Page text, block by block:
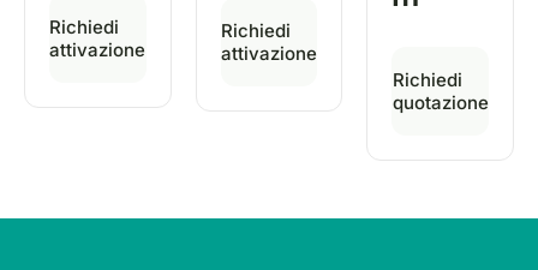
Richiedi
attivazione
Richiedi
attivazione
Richiedi
quotazione